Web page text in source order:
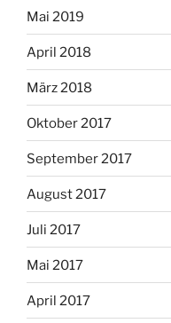
Mai 2019
April 2018
März 2018
Oktober 2017
September 2017
August 2017
Juli 2017
Mai 2017
April 2017